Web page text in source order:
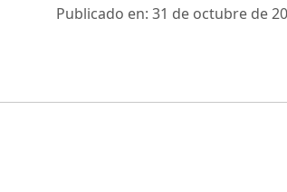
Publicado en: 31 de octubre de